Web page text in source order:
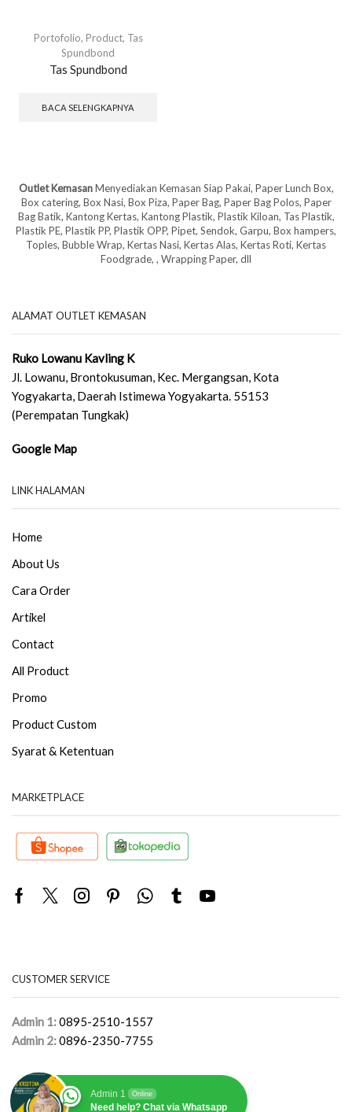
Portofolio, Product, Tas
Spundbond
Tas Spundbond
BACA SELENGKAPNYA
Outlet KemasanMenyediakan Kemasan Siap Pakai, Paper Lunch Box,
Box catering, Box Nasi, Box Piza, Paper Bag, Paper Bag Polos, Paper
Bag Batik, Kantong Kertas, Kantong Plastik, Plastik Kiloan, Tas Plastik,
Plastik PE, Plastik PP, Plastik OPP, Pipet, Sendok, Garpu, Box hampers,
Toples, Bubble Wrap, Kertas Nasi, Kertas Alas, Kertas Roti, Kertas
Foodgrade, , Wrapping Paper, dll
ALAMAT OUTLET KEMASAN
Ruko Lowanu Kavling K
Jl. Lowanu, Brontokusuman, Kec. Mergangsan, Kota
Yogyakarta, Daerah Istimewa Yogyakarta. 55153
(Perempatan Tungkak)
Google Map
LINK HALAMAN
Home
About Us
Cara Order
Artikel
Contact
All Product
Promo
Product Custom
Syarat & Ketentuan
MARKETPLACE
Facebook
TwitterInstagram
PinterestWhatsapp
TumblrYoutube
CUSTOMER SERVICE
Admin 1:0895-2510-1557
Admin 2:0896-2350-7755
Admin 1 Online
Need help? Chat via Whatsapp